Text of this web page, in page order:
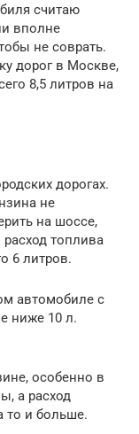
считаю
вполне
не соврать.
дорог в Москве,
8,5 литров на
дорогах.
не
на шоссе,
расход топлива
6 литров.
автомобиле с
ниже 10 л.
особенно в
а расход
то и больше.